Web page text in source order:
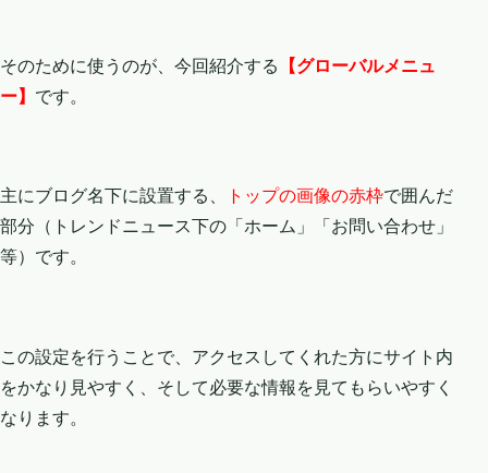
そのために使うのが、今回紹介する 【グローバルメニュ
ー】 です。
主にブログ名下に設置する、 トップの画像の赤枠で囲んだ
部分（トレンドニュース下の「ホーム」「お問い合わせ」
等）です。
この設定を行うことで、アクセスしてくれた方にサイト内
をかなり見やすく、そして必要な情報を見てもらいやすく
なります。